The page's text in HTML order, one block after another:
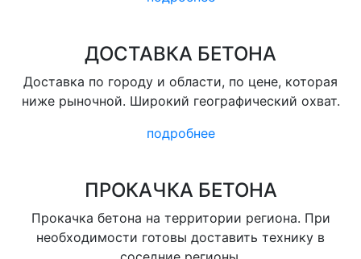
ДОСТАВКА БЕТОНА
Доставка по городу и области, по цене, которая
ниже рыночной. Широкий географический охват.
подробнее
ПРОКАЧКА БЕТОНА
Прокачка бетона на территории региона. При
необходимости готовы доставить технику в